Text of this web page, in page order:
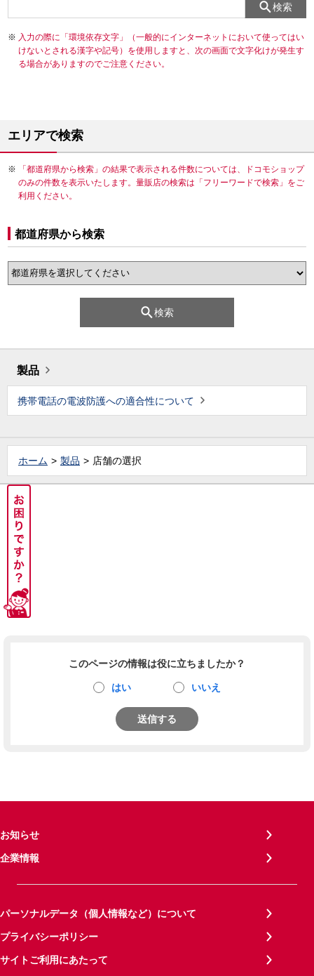
検索
入力の際に「環境依存文字」（一般的にインターネットにおいて使ってはい
けないとされる漢字や記号）を使用しますと、次の画面で文字化けが発生す
る場合がありますのでご注意ください。
エリアで検索
「都道府県から検索」の結果で表示される件数については、ドコモショップ
のみの件数を表示いたします。量販店の検索は「フリーワードで検索」をご
利用ください。
都道府県から検索
検索
製品
携帯電話の電波防護への適合性について
ホーム 製品 店舗の選択
このページの情報は役に立ちましたか？
はい いいえ
送信する
お知らせ
企業情報
パーソナルデータ（個人情報など）について
プライバシーポリシー
サイトご利用にあたって